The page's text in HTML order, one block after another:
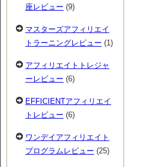
座レビュー (9)
マスターズアフィリエイ
トラーニングレビュー (1)
アフィリエイトトレジャ
ーレビュー (6)
EFFICIENTアフィリエイ
トレビュー (6)
ワンデイアフィリエイト
プログラムレビュー (25)